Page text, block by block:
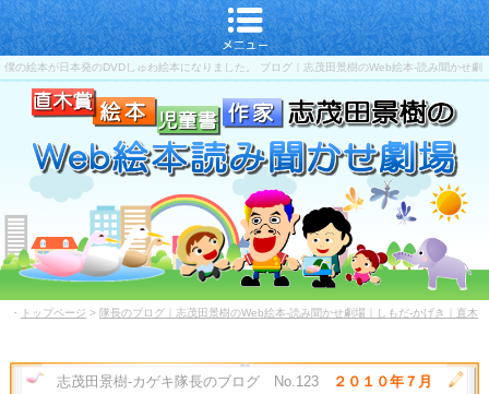
僕の絵本が日本発のDVDしゅわ絵本になりました。 ブログ｜志茂田景樹のWeb絵本-読み聞かせ劇
場｜しもだ-かげき｜直木賞-児童書-作家
・ トップページ > 隊長のブログ｜志茂田景樹のWeb絵本-読み聞かせ劇場｜しもだ-かげき｜直木
志茂田景樹-カゲキ隊長のブログ No.123
２０１０年７月